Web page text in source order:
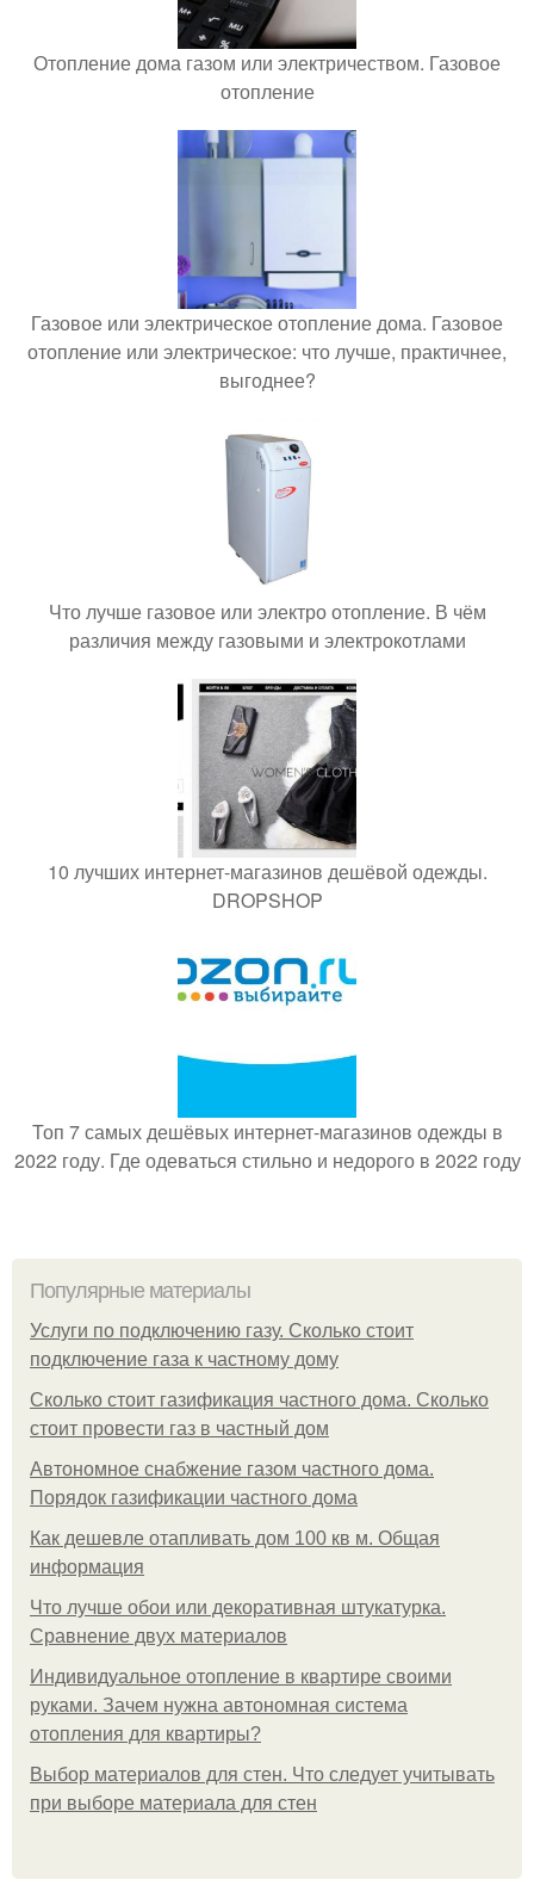
Отопление дома газом или электричеством. Газовое
отопление
Газовое или электрическое отопление дома. Газовое
отопление или электрическое: что лучше, практичнее,
выгоднее?
Что лучше газовое или электро отопление. В чём
различия между газовыми и электрокотлами
10 лучших интернет-магазинов дешёвой одежды.
DROPSHOP
Топ 7 самых дешёвых интернет-магазинов одежды в
2022 году. Где одеваться стильно и недорого в 2022 году
Популярные материалы
Услуги по подключению газу. Сколько стоит
подключение газа к частному дому
Сколько стоит газификация частного дома. Сколько
стоит провести газ в частный дом
Автономное снабжение газом частного дома.
Порядок газификации частного дома
Как дешевле отапливать дом 100 кв м. Общая
информация
Что лучше обои или декоративная штукатурка.
Сравнение двух материалов
Индивидуальное отопление в квартире своими
руками. Зачем нужна автономная система
отопления для квартиры?
Выбор материалов для стен. Что следует учитывать
при выборе материала для стен